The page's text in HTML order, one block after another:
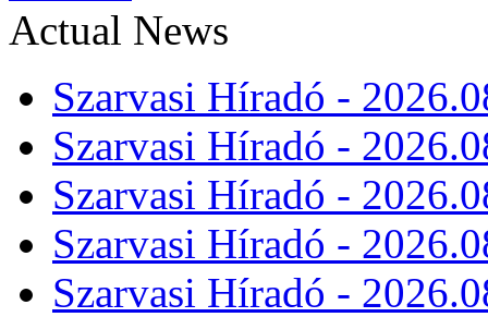
Actual News
Szarvasi Híradó -
Szarvasi Híradó -
Szarvasi Híradó -
Szarvasi Híradó -
Szarvasi Híradó -